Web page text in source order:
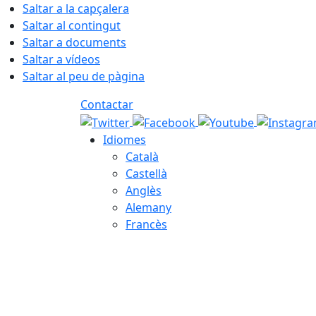
Saltar a la capçalera
Saltar al contingut
Saltar a documents
Saltar a vídeos
Saltar al peu de pàgina
Contactar
Idiomes
Català
Castellà
Anglès
Alemany
Francès